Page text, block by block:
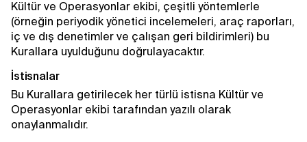
Kültür ve Operasyonlar ekibi, çeşitli yöntemlerle
(örneğin periyodik yönetici incelemeleri, araç raporları,
iç ve dış denetimler ve çalışan geri bildirimleri) bu
Kurallara uyulduğunu doğrulayacaktır.
İstisnalar
Bu Kurallara getirilecek her türlü istisna Kültür ve
Operasyonlar ekibi tarafından yazılı olarak
onaylanmalıdır.